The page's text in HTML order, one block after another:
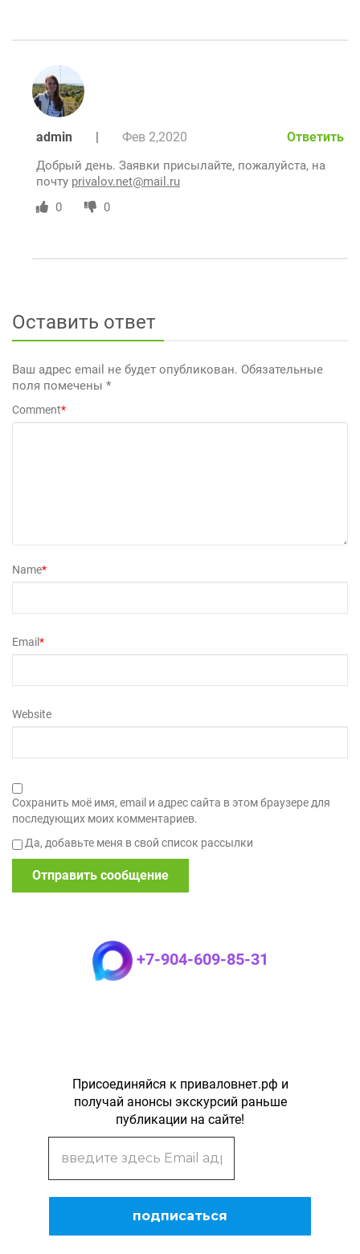
admin | Фев 2,2020 Ответить
Добрый день. Заявки присылайте, пожалуйста, на
почту privalov.net@mail.ru
0
0
Оставить ответ
Ваш адрес email не будет опубликован. Обязательные
поля помечены *
Comment*
Name*
Email*
Website
Сохранить моё имя, email и адрес сайта в этом браузере для
последующих моих комментариев.
Да, добавьте меня в свой список рассылки
+7-904-609-85-31
Присоединяйся к приваловнет.рф и
получай анонсы экскурсий раньше
публикации на сайте!